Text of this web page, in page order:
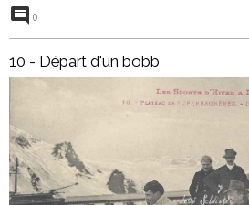
0
10 - Départ d'un bobb